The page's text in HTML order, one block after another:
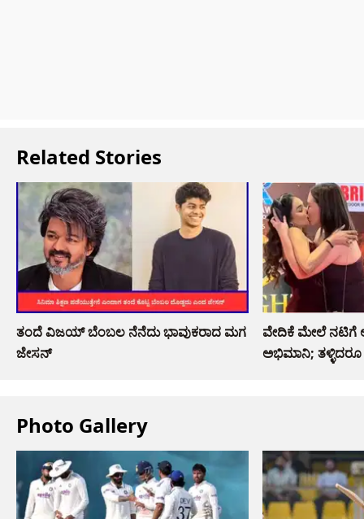
Related Stories
ತಂದೆ ವಿಜಯ್ ಬೆಂಬಲ ನೆನೆದು ಭಾವುಕರಾದ ಮಗ
ಜೇಸನ್
ವೇದಿಕೆ ಮೇಲೆ
ಅಭಿಮಾನಿ;
Photo Gallery